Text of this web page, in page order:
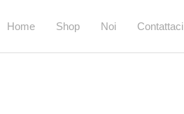
Home Shop Noi Contattaci